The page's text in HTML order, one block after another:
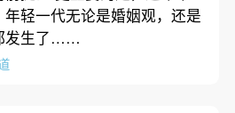
轻一代无论是婚姻观，还是
发生了……